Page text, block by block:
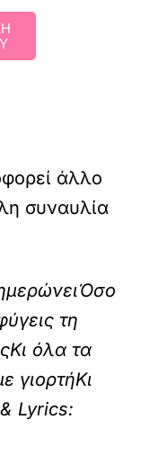
άλλο
συναυλία
Όσο
τη
Κι όλα τα
γιορτήΚι
Lyrics: